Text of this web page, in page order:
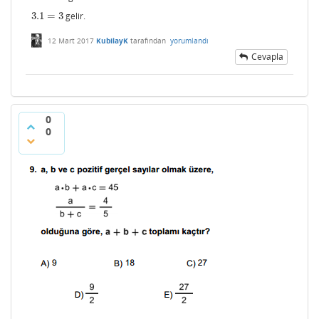
3.1 = 3
3.1=3 gelir.
12 Mart 2017 KubilayK tarafından yorumlandı
Cevapla
0
0